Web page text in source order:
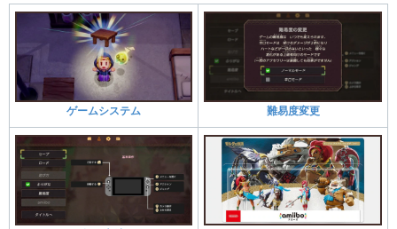
ゲームシステム 難易度変更